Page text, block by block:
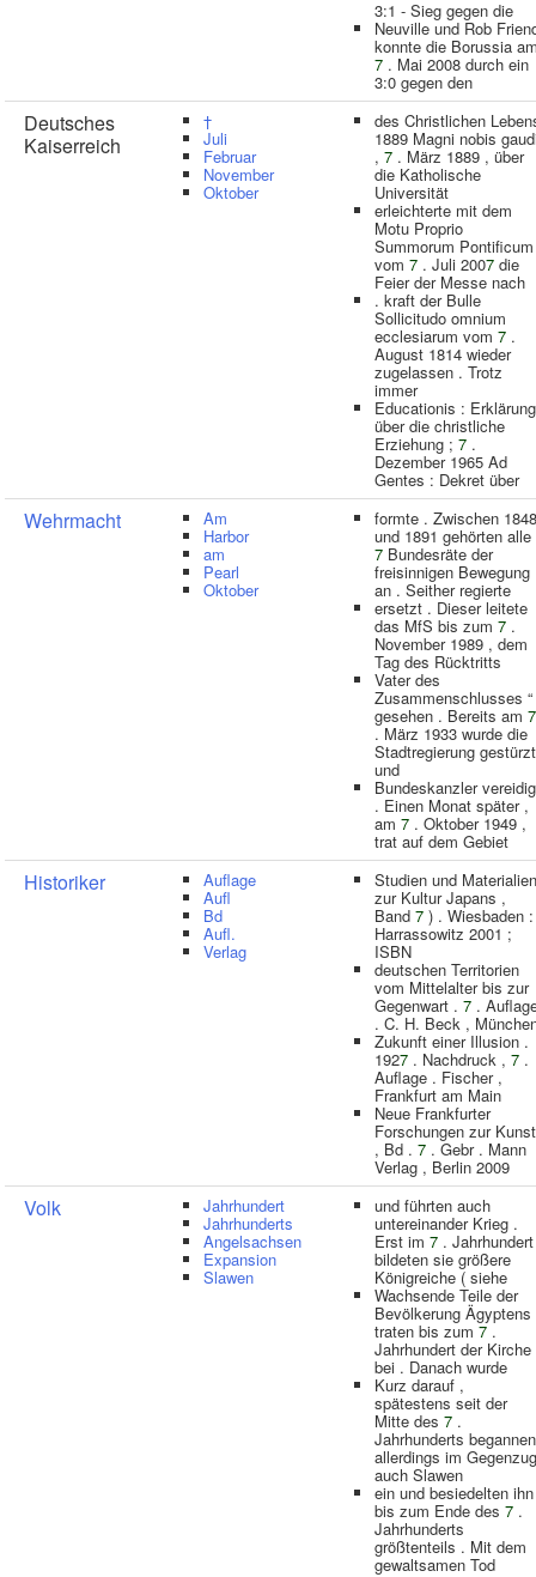
3:1 - Sieg gegen die
Neuville und Rob
konnte die Borussia
7 . Mai 2008 durch ein
3:0 gegen den
Deutsches
Kaiserreich
†
Juli
Februar
November
Oktober
des Christlichen
1889 Magni nobis
, 7 . März 1889 , über
die Katholische
Universität
erleichterte mit dem
Motu Proprio
Summorum Pontificum
vom 7 . Juli 2007 die
Feier der Messe nach
. kraft der Bulle
Sollicitudo omnium
ecclesiarum vom 7 .
August 1814 wieder
zugelassen . Trotz
immer
Educationis : Erklärung
über die christliche
Erziehung ; 7 .
Dezember 1965 Ad
Gentes : Dekret über
Wehrmacht Am
Harbor
am
Pearl
Oktober
formte . Zwischen 1848
und 1891 gehörten alle
7 Bundesräte der
freisinnigen Bewegung
an . Seither regierte
ersetzt . Dieser leitete
das MfS bis zum 7 .
November 1989 , dem
Tag des Rücktritts
Vater des
Zusammenschlusses “
gesehen . Bereits am 7
. März 1933 wurde die
Stadtregierung gestürzt
und
Bundeskanzler
. Einen Monat später ,
am 7 . Oktober 1949 ,
trat auf dem Gebiet
Historiker Auflage
Aufl
Bd
Aufl.
Verlag
Studien und Materialien
zur Kultur Japans ,
Band 7 ) . Wiesbaden :
Harrassowitz 2001 ;
ISBN
deutschen Territorien
vom Mittelalter bis zur
Gegenwart . 7 .
. C. H. Beck ,
Zukunft einer Illusion .
1927 . Nachdruck , 7 .
Auflage . Fischer ,
Frankfurt am Main
Neue Frankfurter
Forschungen zur Kunst
, Bd . 7 . Gebr . Mann
Verlag , Berlin 2009
Volk Jahrhundert
Jahrhunderts
Angelsachsen
Expansion
Slawen
und führten auch
untereinander Krieg .
Erst im 7 . Jahrhundert
bildeten sie größere
Königreiche ( siehe
Wachsende Teile der
Bevölkerung Ägyptens
traten bis zum7.
Jahrhundert der Kirche
bei . Danach wurde
Kurz darauf ,
spätestens seit der
Mitte des 7 .
Jahrhunderts begannen
allerdings im Gegenzug
auch Slawen
ein und besiedelten ihn
bis zum Ende des 7 .
Jahrhunderts
größtenteils . Mit dem
gewaltsamen Tod